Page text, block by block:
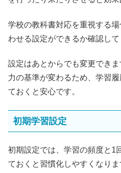
学校の教科書対応を重視する
わせる設定ができるか確認して
設定はあとからでも変更でき
力の基準が変わるため、学習
ておくと安心です。
初期学習設定
初期設定では、学習の頻度と1
ておくと習慣化しやすくなりま